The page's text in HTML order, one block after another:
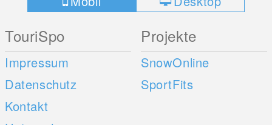
TouriSpo
Impressum
Datenschutz
Kontakt
Projekte
SnowOnline
SportFits